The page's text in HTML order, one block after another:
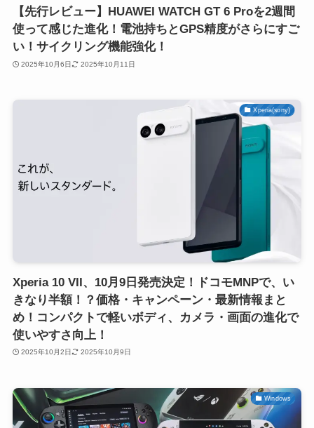
【先行レビュー】HUAWEI WATCH GT 6 Proを2週間
使って感じた進化！電池持ちとGPS精度がさらにすご
い！サイクリング機能強化！
2025年10月6日 2025年10月11日
Xperia(sony)
Xperia 10 VII、10月9日発売決定！ドコモMNPで、い
きなり半額！？価格・キャンペーン・最新情報まと
め！コンパクトで軽いボディ、カメラ・画面の進化で
使いやすさ向上！
2025年10月2日 2025年10月9日
Windows